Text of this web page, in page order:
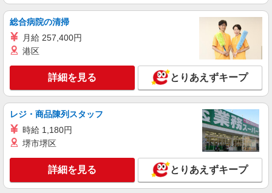
総合病院の清掃
月給 257,400円
港区
詳細を見る とりあえずキープ
レジ・商品陳列スタッフ
時給 1,180円
堺市堺区
詳細を見る とりあえずキープ